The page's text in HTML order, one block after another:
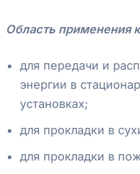
Область применения
для передачи и
энергии в
установках;
для прокладки в
для прокладки в